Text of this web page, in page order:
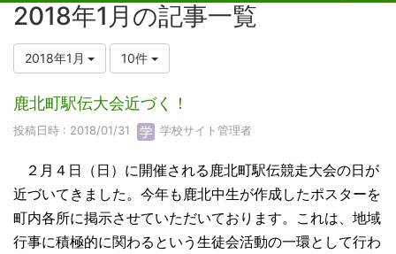
2018年1月の記事一覧
2018年1月 10件
鹿北町駅伝大会近づく！
投稿日時 : 2018/01/31 学校サイト管理者
２月４日（日）に開催される鹿北町駅伝競走大会の日が
近づいてきました。今年も鹿北中生が作成したポスターを
町内各所に掲示させていただいております。これは、地域
行事に積極的に関わるという生徒会活動の一環として行わ